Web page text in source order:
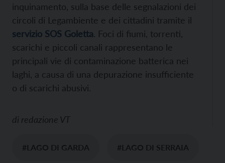
inquinamento, sulla base delle segnalazioni dei
circoli di Legambiente e dei cittadini tramite il
servizio SOS Goletta. Foci di fiumi, torrenti,
scarichi e piccoli canali rappresentano le
principali vie di contaminazione batterica nei
laghi, a causa di una depurazione insufficiente
o di scarichi abusivi.
di redazione VT
#LAGO DI GARDA #LAGO DI SERRAIA